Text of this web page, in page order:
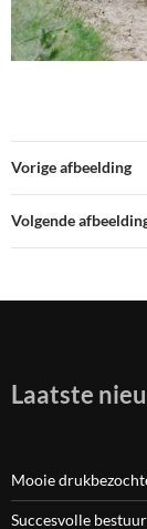
Vorige afbeelding
Volgende
Laatste
Mooie
Succesvolle